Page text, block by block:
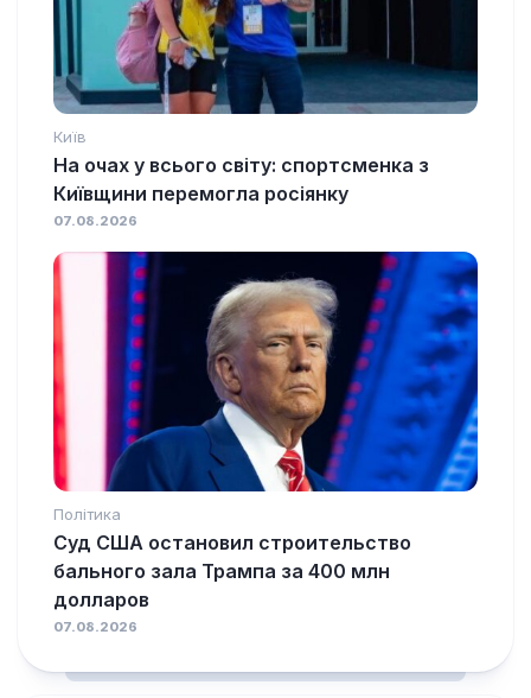
Київ
На очах у всього світу: спортсменка з
Київщини перемогла росіянку
07.08.2026
Політика
Суд США остановил строительство
бального зала Трампа за 400 млн
долларов
07.08.2026